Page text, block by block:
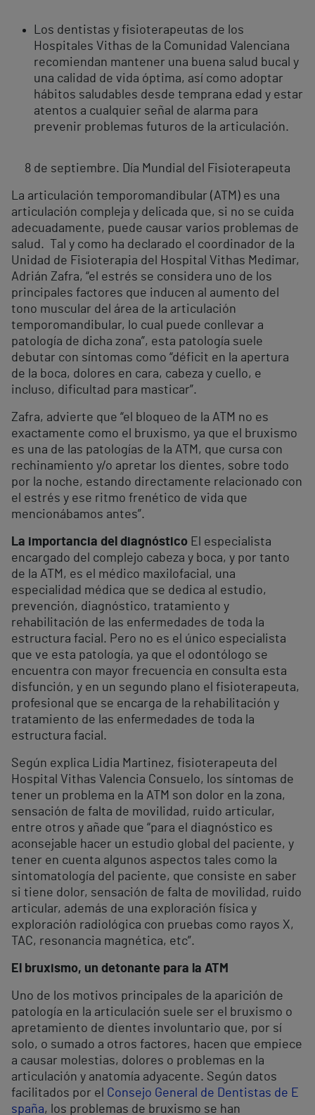
Los dentistas y fisioterapeutas de los
Hospitales Vithas de la Comunidad Valenciana
recomiendan mantener una buena salud bucal y
una calidad de vida óptima, así como adoptar
hábitos saludables desde temprana edad y estar
atentos a cualquier señal de alarma para
prevenir problemas futuros de la articulación.
8 de septiembre. Día Mundial del Fisioterapeuta
La articulación temporomandibular (ATM) es una
articulación compleja y delicada que, si no se cuida
adecuadamente, puede causar varios problemas de
salud. Tal y como ha declarado el coordinador de la
Unidad de Fisioterapia del Hospital Vithas Medimar,
Adrián Zafra, “el estrés se considera uno de los
principales factores que inducen al aumento del
tono muscular del área de la articulación
temporomandibular, lo cual puede conllevar a
patología de dicha zona”, esta patología suele
debutar con síntomas como “déficit en la apertura
de la boca, dolores en cara, cabeza y cuello, e
incluso, dificultad para masticar”.
Zafra, advierte que “el bloqueo de la ATM no es
exactamente como el bruxismo, ya que el bruxismo
es una de las patologías de la ATM, que cursa con
rechinamiento y/o apretar los dientes, sobre todo
por la noche, estando directamente relacionado con
el estrés y ese ritmo frenético de vida que
mencionábamos antes”.
La importancia del diagnóstico El especialista
encargado del complejo cabeza y boca, y por tanto
de la ATM, es el médico maxilofacial, una
especialidad médica que se dedica al estudio,
prevención, diagnóstico, tratamiento y
rehabilitación de las enfermedades de toda la
estructura facial. Pero no es el único especialista
que ve esta patología, ya que el odontólogo se
encuentra con mayor frecuencia en consulta esta
disfunción, y en un segundo plano el fisioterapeuta,
profesional que se encarga de la rehabilitación y
tratamiento de las enfermedades de toda la
estructura facial.
Según explica Lidia Martinez, fisioterapeuta del
Hospital Vithas Valencia Consuelo, los síntomas de
tener un problema en la ATM son dolor en la zona,
sensación de falta de movilidad, ruido articular,
entre otros y añade que “para el diagnóstico es
aconsejable hacer un estudio global del paciente, y
tener en cuenta algunos aspectos tales como la
sintomatología del paciente, que consiste en saber
si tiene dolor, sensación de falta de movilidad, ruido
articular, además de una exploración física y
exploración radiológica con pruebas como rayos X,
TAC, resonancia magnética, etc”.
El bruxismo, un detonante para la ATM
Uno de los motivos principales de la aparición de
patología en la articulación suele ser el bruxismo o
apretamiento de dientes involuntario que, por sí
solo, o sumado a otros factores, hacen que empiece
a causar molestias, dolores o problemas en la
articulación y anatomía adyacente. Según datos
facilitados por el Consejo General de Dentistas de E
spaña, los problemas de bruxismo se han